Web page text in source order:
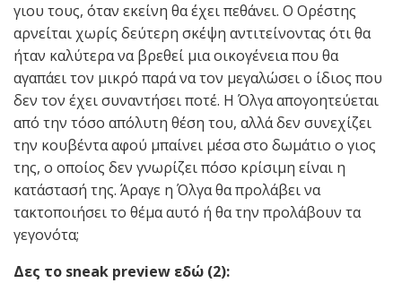
γιου τους, όταν εκείνη θα έχει πεθάνει. Ο Ορέστης
αρνείται χωρίς δεύτερη σκέψη αντιτείνοντας ότι θα
ήταν καλύτερα να βρεθεί μια οικογένεια που θα
αγαπάει τον μικρό παρά να τον μεγαλώσει ο ίδιος που
δεν τον έχει συναντήσει ποτέ. Η Όλγα απογοητεύεται
από την τόσο απόλυτη θέση του, αλλά δεν συνεχίζει
την κουβέντα αφού μπαίνει μέσα στο δωμάτιο ο γιος
της, ο οποίος δεν γνωρίζει πόσο κρίσιμη είναι η
κατάστασή της. Άραγε η Όλγα θα προλάβει να
τακτοποιήσει το θέμα αυτό ή θα την προλάβουν τα
γεγονότα;
Δες το sneak preview εδώ (2):